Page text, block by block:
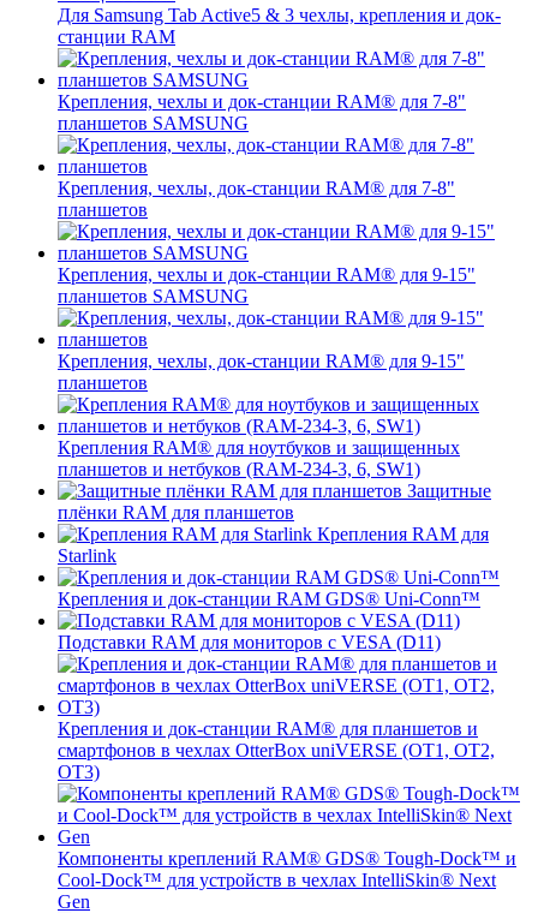
Для Samsung Tab Active5 & 3 чехлы, крепления и док-
станции RAM
Крепления, чехлы и док-станции RAM® для 7-8"
планшетов SAMSUNG
Крепления, чехлы, док-станции RAM® для 7-8"
планшетов
Крепления, чехлы и док-станции RAM® для 9-15"
планшетов SAMSUNG
Крепления, чехлы, док-станции RAM® для 9-15"
планшетов
Крепления RAM® для ноутбуков и защищенных
планшетов и нетбуков (RAM-234-3, 6, SW1)
Защитные
плёнки RAM для планшетов
Крепления RAM для
Starlink
Крепления и док-станции RAM GDS® Uni-Conn™
Подставки RAM для мониторов с VESA (D11)
Крепления и док-станции RAM® для планшетов и
смартфонов в чехлах OtterBox uniVERSE (OT1, OT2,
OT3)
Компоненты креплений RAM® GDS® Tough-Dock™ и
Cool-Dock™ для устройств в чехлах IntelliSkin® Next
Gen